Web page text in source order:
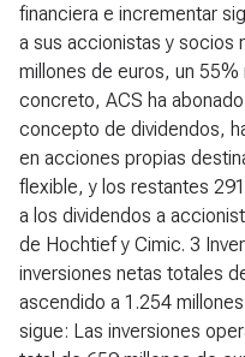
financiera e incrementar
a sus accionistas y socios
millones de euros, un 55%
concreto, ACS ha
concepto de dividendos,
en acciones propias
flexible, y los restantes
a los dividendos a
de Hochtief y Cimic. 3
inversiones netas totales
ascendido a 1.254
sigue: Las inversiones